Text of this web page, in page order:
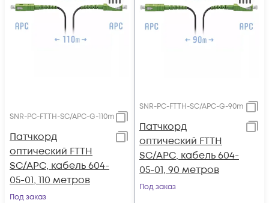
SNR-PC-FTTH-SC/APC-G-110m
Патчкорд
оптический FTTH
SC/APC, кабель 604-
05-01, 110 метров
Под заказ
SNR-PC-FTTH-SC/APC-G-90m
Патчкорд
оптический FTTH
SC/APC, кабель 604-
05-01, 90 метров
Под заказ